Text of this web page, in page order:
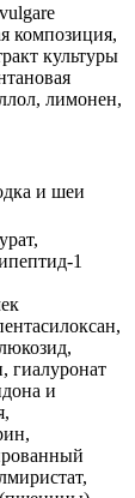
композиция,
культуры
лимонен,
и шеи
1
гиалуронат
и